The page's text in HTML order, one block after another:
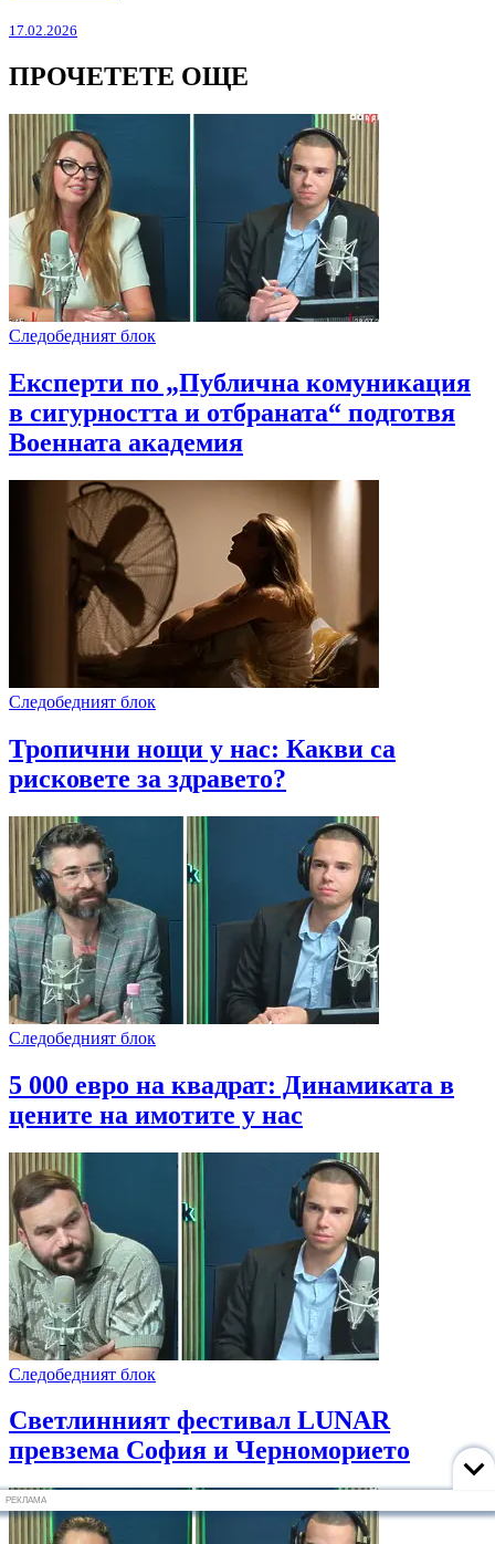
17.02.2026
ПРОЧЕТЕТЕ ОЩЕ
Следобедният блок
Експерти по „Публична комуникация
в сигурността и отбраната“ подготвя
Военната академия
Следобедният блок
Тропични нощи у нас: Какви са
рисковете за здравето?
Следобедният блок
5 000 евро на квадрат: Динамиката в
цените на имотите у нас
Следобедният блок
Светлинният фестивал LUNAR
превзема София и Черноморието
РЕКЛАМА